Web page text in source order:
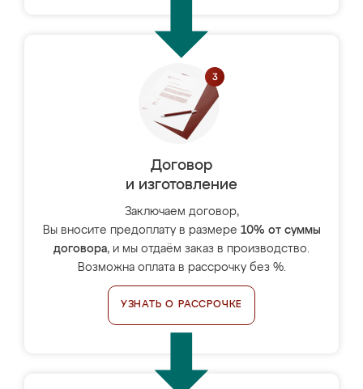
Договор
и изготовление
Заключаем договор,
Вы вносите предоплату в размере 10% от суммы
договора, и мы отдаём заказ в производство.
Возможна оплата в рассрочку без %.
УЗНАТЬ О РАССРОЧКЕ